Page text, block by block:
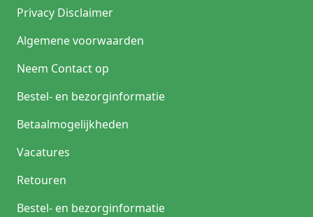
Privacy Disclaimer
Algemene voorwaarden
Neem Contact op
Bestel- en bezorginformatie
Betaalmogelijkheden
Vacatures
Retouren
Bestel- en bezorginformatie